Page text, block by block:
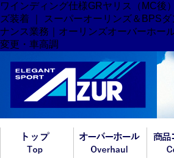
ワインディング仕様GRヤリス（MC後
ズ装着 ｜ スーパーオーリンズ＆BPS
ナンス業務｜オーリンズオーバーホー
変更・車高調